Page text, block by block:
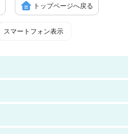
トップページへ戻る
スマートフォン表示